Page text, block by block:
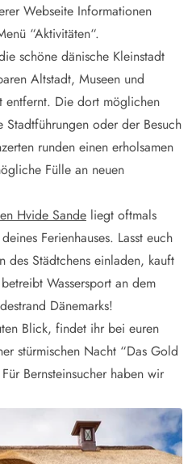
Webseite Informationen
“Aktivitäten“.
schöne dänische Kleinstadt
Altstadt, Museen und
entfernt. Die dort möglichen
oder der Besuch
runden einen erholsamen
Fülle an neuen
Hvide Sande liegt oftmals
Ferienhauses. Lasst euch
des Städtchens einladen, kauft
Wassersport an dem
Dänemarks!
Blick, findet ihr bei euren
stürmischen Nacht “Das Gold
Bernsteinsucher haben wir